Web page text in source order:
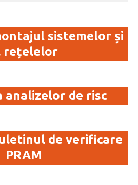
sistemelor și
rețelelor
analizelor de risc
de verificare
PRAM